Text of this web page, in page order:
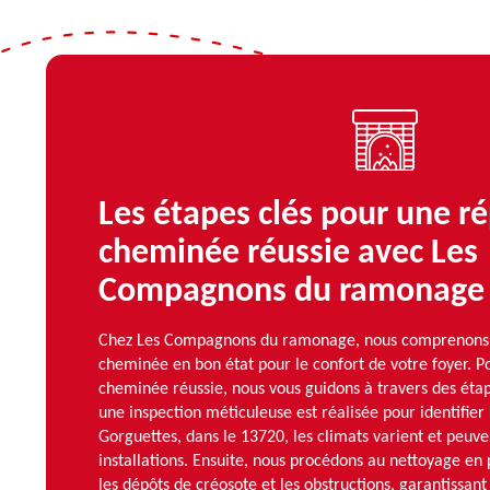
Les étapes clés pour une
cheminée réussie avec Les
Compagnons du ramonage
Chez Les Compagnons du ramonage, nous
cheminée en bon état pour le confort de votre foyer.
cheminée réussie, nous vous guidons à travers des
une inspection méticuleuse est réalisée pour identifier
Gorguettes, dans le 13720, les climats varient et
installations. Ensuite, nous procédons au nettoyage
les dépôts de créosote et les obstructions,